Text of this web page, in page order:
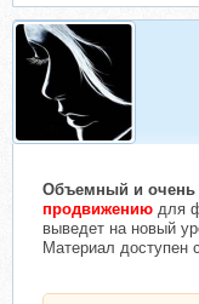
Объемный и очень
продвижению для
выведет на новый
Материал доступен